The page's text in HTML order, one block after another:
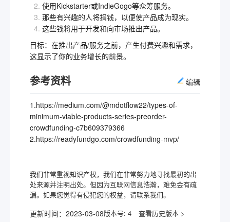
使用Kickstarter或IndieGogo等众筹服务。
那些有兴趣的人将捐钱，以便使产品成为现实。
这些钱将用于开发和向市场推出产品。
目标：在推出产品/服务之前，产生付费兴趣和需求，
这显示了你的业务增长的前景。
参考资料 编辑
1.https://medium.com/@mdotflow22/types-of-
minimum-viable-products-series-preorder-
crowdfunding-c7b609379366
2.https://readyfundgo.com/crowdfunding-mvp/
我们非常重视知识产权，我们在非常努力地寻找最初的出
处来源并注明出处。但因为互联网信息浩瀚，难免会有疏
漏。如果您觉得有侵犯您的权益，请联系我们。
更新时间： 2023-03-08版本号: 4